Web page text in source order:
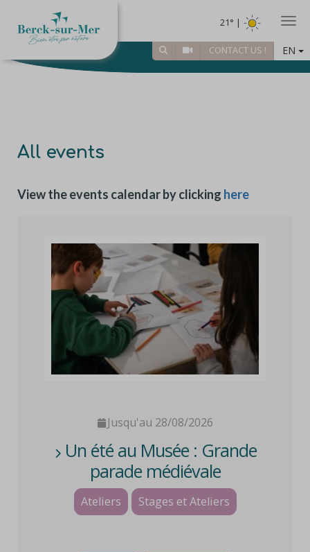
21° |
CONTACT US ! EN
All events
View the events calendar by clicking here
Jusqu'au 28/08/2026
Un été au Musée : Grande
parade médiévale
Ateliers Stages et Ateliers